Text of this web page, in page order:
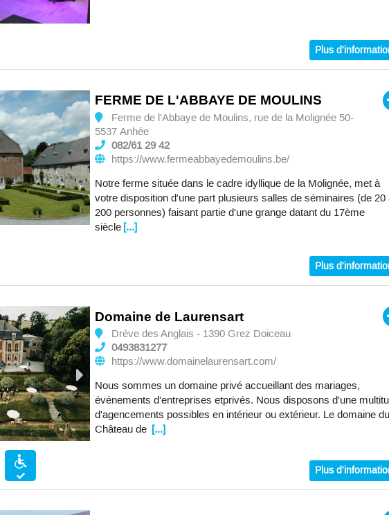
Plus
FERME DE L'ABBAYE DE MOULINS
Ferme de l'Abbaye de Moulins, rue de la Molignée 50-
5537 Anhée
082/61 29 42
https://www.fermeabbayedemoulins.be/
Notre ferme située dans le cadre idyllique de la Molignée, met à
votre disposition d'une part plusieurs salles de séminaires (de 20
200 personnes) faisant partie d'une grange datant du 17ème
siècle [...]
Plus
Domaine de Laurensart
Drève des Anglais - 1390 Grez Doiceau
0493831277
https://www.domainelaurensart.com/
Nous sommes un domaine privé accueillant des mariages,
événements d'entreprises etprivés. Nous disposons d'une
d'agencements possibles en intérieur ou extérieur. Le domaine du
Château de [...]
Plus